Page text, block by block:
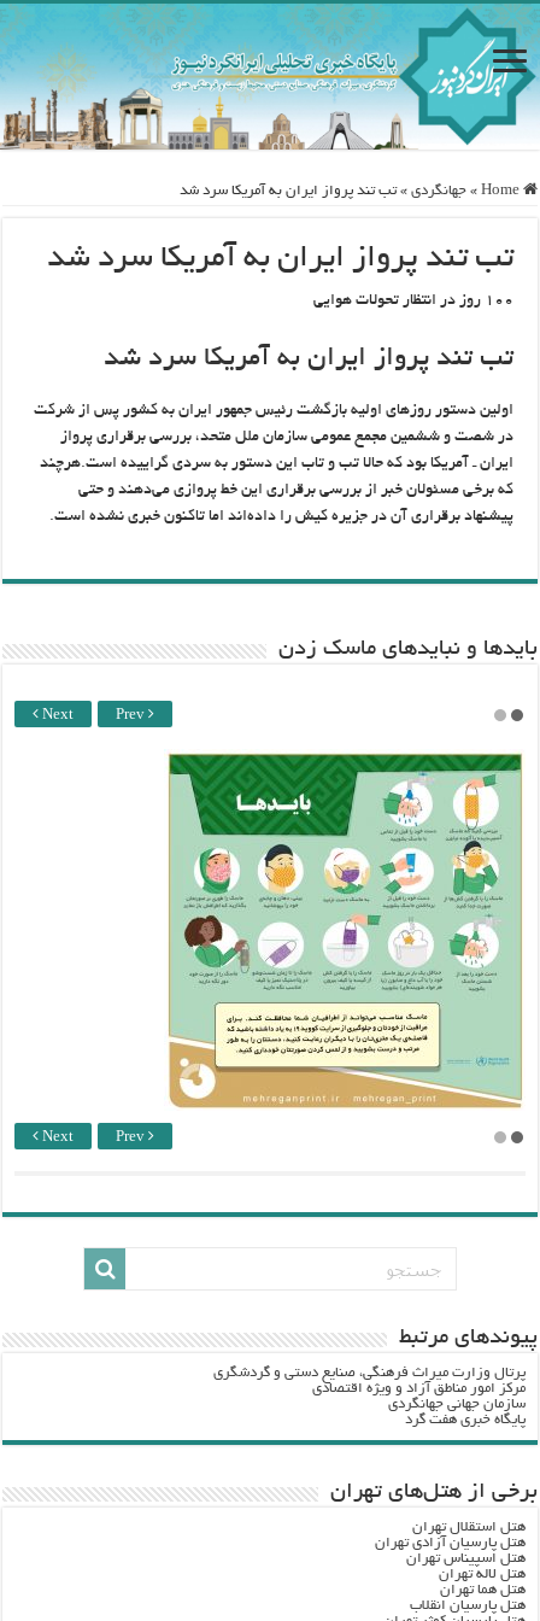
Home
» جهانگردی » تب تند پرواز ایران به آمریکا سرد شد
تب تند پرواز ایران به آمریکا سرد شد
۱۰۰ روز در انتظار تحولات هوایی
تب تند پرواز ایران به آمریکا سرد شد
اولین دستور روزهای اولیه بازگشت رئیس جمهور ایران به کشور پس از شرکت
در شصت و ششمین مجمع عمومی سازمان ملل متحد، بررسی برقراری پرواز
ایران ـ آمریکا بود که حالا تب و تاب این دستور به سردی گراییده است.هرچند
که برخی مسئولان خبر از بررسی برقراری این خط پروازی می‌دهند و حتی
پیشنهاد برقراری آن در جزیره کیش را داده‌اند اما تاکنون خبری نشده است.
باید‌ها و نبایدهای ماسک زدن
Next Prev
Next Prev
پيوندهاي مرتبط
پرتال وزارت ميراث فرهنگي، صنایع دستی و گردشگري
مرکز امور مناطق آزاد و ویژه اقتصادی
سازمان جهانی جهانگردی
پایگاه خبری هفت گرد
برخی از هتل‌های تهران
هتل استقلال تهران
هتل پارسیان آزادی تهران
هتل اسپیناس تهران
هتل لاله تهران
هتل هما تهران
هتل پارسیان انقلاب